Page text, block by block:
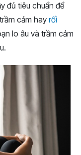
đủ tiêu chuẩn để
cảm hay rối
lo âu và trầm cảm